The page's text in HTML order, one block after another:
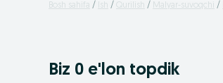
Bosh sahifa Ish Qurilish Malyar-suvoqchi
Biz 0 e'lon topdik